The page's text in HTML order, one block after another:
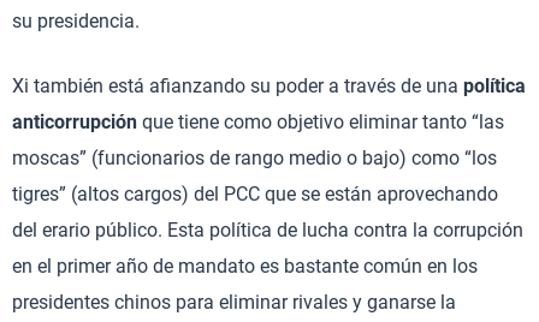
su presidencia.
Xi también está afianzando su poder a través de una política
anticorrupción que tiene como objetivo eliminar tanto “las
moscas” (funcionarios de rango medio o bajo) como “los
tigres” (altos cargos) del PCC que se están aprovechando
del erario público. Esta política de lucha contra la corrupción
en el primer año de mandato es bastante común en los
presidentes chinos para eliminar rivales y ganarse la